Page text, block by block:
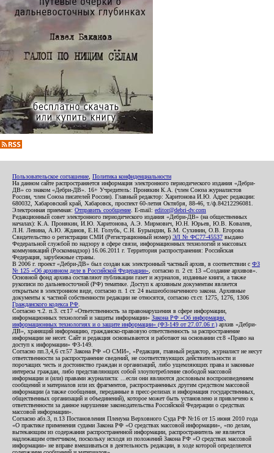
Пользовательское соглашение Политика конфиденциальности
На данном сайте распространяется информация электронного периодического издания «Дебри-
ДВ» со знаком «Дебри-ДВ». 16+ Учредитель: Пронякин К.А. (член Союза журналистов
России, член Союза писателей России). Главный редактор: Харитонова И.Ю. Адрес редакции:
680032, Хабаровский край, Хабаровск, проспект 60-летия Октября, 88-46, т./ф.84212296081.
Электронная приемная: Отправить сообщение . E-mail: editor@debri-dv.com
Редакционный совет электронного периодического издания «Дебри-ДВ» (на общественных
началах): К.А. Пронякин, И.Ю. Харитонова, А.Э. Мирмович, Ю.Н. Юрьев, Ю.В. Ковалев,
Л.Н. Левина, А.Ю. Жданов, Е.Н. Голубь, С.Н. Бурындин, Б.М. Сухинин, О.В. Егорова
Свидетельство о регистрации СМИ (Регистрационный номер) ЭЛ № ФС77-45537 выдано
Федеральной службой по надзору в сфере связи, информационных технологий и массовых
коммуникаций (Роскомнадзор) 16.06.2011 г. Территория распространения: Российская
Федерация, зарубежные страны.
В 2006 г. проект «Дебри-ДВ» был создан как электронный частный архив, в соответствии с ФЗ
№ 125 «Об архивном деле в Российской Федерации» , согласно п. 2 ст. 13 «Создание архивов».
Основной фонд архива составляют публикации газет и журналов, изданные книги, а также
рукописи по дальневосточной (РФ) тематике. Доступ к архивным документам является
открытым в электронном виде, согласно п. 1 ст. 24 вышеобозначенного закона. Архивные
документы к частной собственности редакции не относятся, согласно ст.ст. 1275, 1276, 1306
Гражданского кодекса РФ
Согласно ч.2. п.3. ст.17 «Ответственность за правонарушения в сфере информации,
информационных технологий и защиты информации» Закона РФ «Об информации,
информационных технологиях и о защите информации» (ФЗ-149 от 27.07.06 г.) архив «Дебри-
ДВ», хранящий информацию, гражданско-правовую ответственность за распространение
информации не несет. Сайт и редакция основываются и работают на основании ст.8 «Право на
доступ к информации» ФЗ-149.
Согласно пп.3,4,6 ст.57 Закона РФ «О СМИ», «Редакция, главный редактор, журналист не несут
ответственности за распространение сведений, не соответствующих действительности и
порочащих честь и достоинство граждан и организаций, либо ущемляющих права и законные
интересы граждан, либо представляющих собой злоупотребление свободой массовой
информации и (или) правами журналиста: ...если они являются дословным воспроизведением
сообщений и материалов или их фрагментов, распространенных другим средством массовой
информации (а также сообщения, переданные в пресс-релизах и информация государственных,
общественных организаций и объединений), которое может быть установлено и привлечено к
ответственности за данное нарушение законодательства Российской Федерации о средствах
массовой информации».
Согласно абз.3, п.13 Постановления Пленума Верховного Суда РФ №16 от 15 июня 2010 года
«О практике применения судами Закона РФ «О средствах массовой информации», «по делам,
вытекающим из содержания распространенной информации, распространитель не является
надлежащим ответчиком, поскольку исходя из положений Закона РФ «О средствах массовой
информации» не вправе вмешиваться в деятельность редакции, в ходе которой определяется